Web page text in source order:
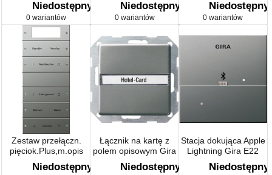
stalowy
Niedostępny
0 wariantów
Niedostępny
0 wariantów
Niedostępny
0 wariantów
Zestaw przełączn.
pięciok.Plus,m.opis
Gira E22 naturalny
stalowy
Niedostępny
Łącznik na kartę z
polem opisowym Gira
E22 naturalny stalowy
Niedostępny
Stacja dokująca Apple
Lightning Gira E22
naturalny stalowy
Niedostępny